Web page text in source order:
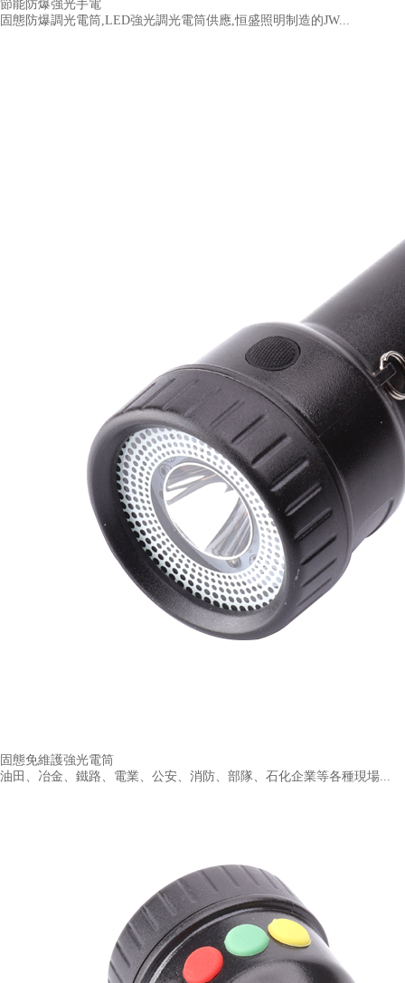
節能防爆強光手電
固態防爆調光電筒,LED強光調光電筒供應,恒盛照明制造的JW...
固態免維護強光電筒
油田、冶金、鐵路、電業、公安、消防、部隊、石化企業等各種現場...